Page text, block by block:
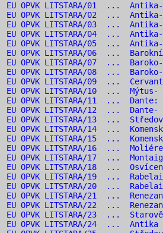
EU OPVK LITSTARA/01 ...
EU OPVK LITSTARA/02 ... Antika-
EU OPVK LITSTARA/03 ...
EU OPVK LITSTARA/04 ...
EU OPVK LITSTARA/05 ...
EU OPVK LITSTARA/06 ...
EU OPVK LITSTARA/07 ...
EU OPVK LITSTARA/08 ... Baroko-
EU OPVK LITSTARA/09 ...
EU OPVK LITSTARA/10 ...
EU OPVK LITSTARA/11 ...
EU OPVK LITSTARA/12 ... Dante-
EU OPVK LITSTARA/13 ...
EU OPVK LITSTARA/14 ...
EU OPVK LITSTARA/15 ...
EU OPVK LITSTARA/16 ...
EU OPVK LITSTARA/17 ...
EU OPVK LITSTARA/18 ...
EU OPVK LITSTARA/19 ...
EU OPVK LITSTARA/20 ...
EU OPVK LITSTARA/21 ...
EU OPVK LITSTARA/22 ...
EU OPVK LITSTARA/23 ...
EU OPVK LITSTARA/24 ...